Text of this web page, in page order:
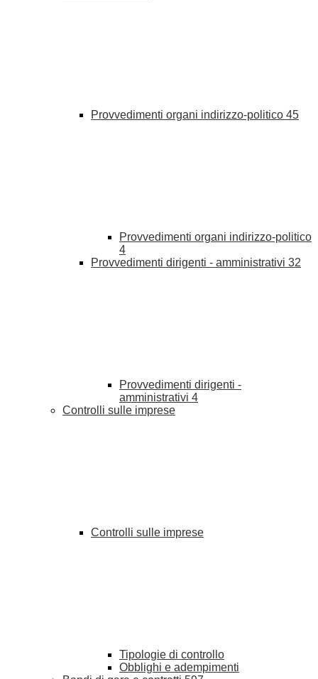
Provvedimenti organi indirizzo-politico 45
Provvedimenti organi indirizzo-politico
4
Provvedimenti dirigenti - amministrativi 32
Provvedimenti dirigenti -
amministrativi 4
Controlli sulle imprese
Controlli sulle imprese
Tipologie di controllo
Obblighi e adempimenti